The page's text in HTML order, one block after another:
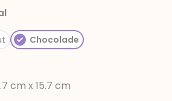
Chocolade
cm x 15.7 cm